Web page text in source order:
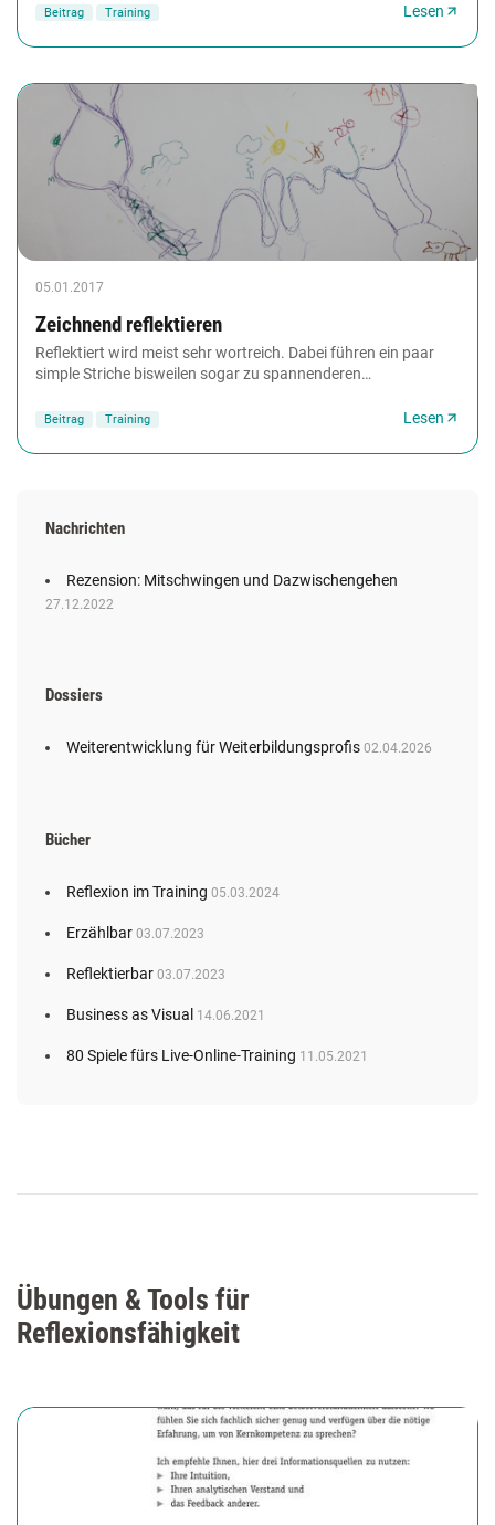
Beitrag Training Lesen
05.01.2017
Zeichnend reflektieren
Reflektiert wird meist sehr wortreich. Dabei führen ein paar
simple Striche bisweilen sogar zu spannenderen
Beitrag Training Lesen
Nachrichten
Rezension: Mitschwingen und Dazwischengehen
27.12.2022
Dossiers
Weiterentwicklung für Weiterbildungsprofis 02.04.2026
Bücher
Reflexion im Training 05.03.2024
Erzählbar 03.07.2023
Reflektierbar 03.07.2023
Business as Visual 14.06.2021
80 Spiele fürs Live-Online-Training 11.05.2021
Übungen & Tools für
Reflexionsfähigkeit